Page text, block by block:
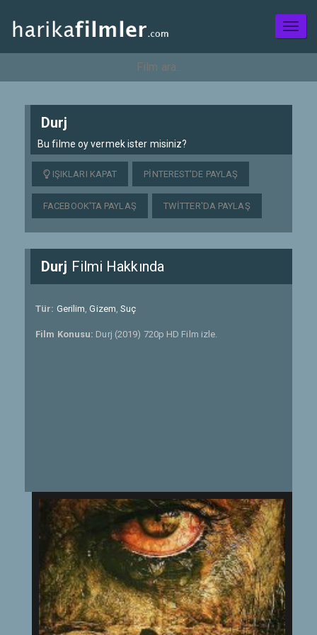
Durj
Bu filme oy vermek ister misiniz?
IŞIKLARI KAPAT PINTEREST'DE PAYLAŞ
FACEBOOK'TA PAYLAŞ TWITTER'DA PAYLAŞ
Durj Filmi Hakkında
Tür: Gerilim,Gizem,Suç
Film Konusu: Durj (2019) 720p HD Film izle.